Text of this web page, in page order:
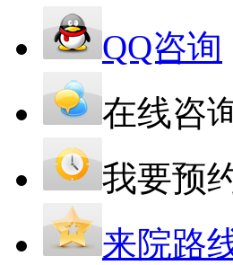
QQ咨询
在线咨
我要预
来院路